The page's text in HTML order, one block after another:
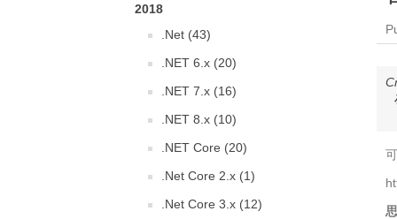
2018
.Net (43)
.NET 6.x (20)
.NET 7.x (16)
.NET 8.x (10)
.NET Core (20)
.Net Core 2.x (1)
.Net Core 3.x (12)